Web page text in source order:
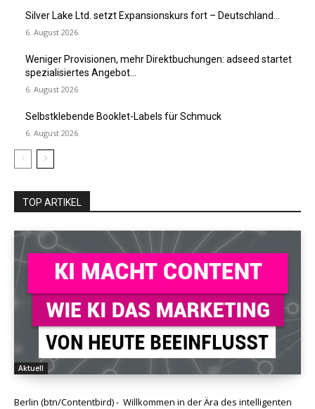
Silver Lake Ltd. setzt Expansionskurs fort – Deutschland...
6. August 2026
Weniger Provisionen, mehr Direktbuchungen: adseed startet
spezialisiertes Angebot...
6. August 2026
Selbstklebende Booklet-Labels für Schmuck
6. August 2026
TOP ARTIKEL
Aktuell
Berlin (btn/Contentbird) - Willkommen in der Ära des intelligenten